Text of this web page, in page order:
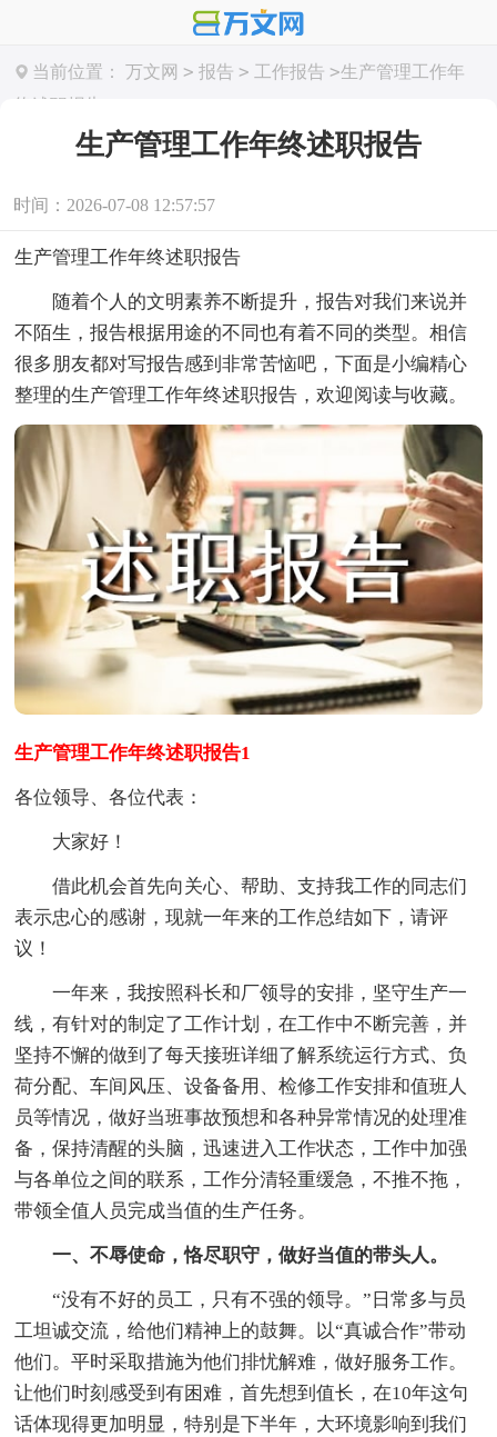
当前位置： 万文网 > 报告 > 工作报告 >生产管理工作年
终述职报告
生产管理工作年终述职报告
时间：2026-07-08 12:57:57
生产管理工作年终述职报告
随着个人的文明素养不断提升，报告对我们来说并
不陌生，报告根据用途的不同也有着不同的类型。相信
很多朋友都对写报告感到非常苦恼吧，下面是小编精心
整理的生产管理工作年终述职报告，欢迎阅读与收藏。
生产管理工作年终述职报告1
各位领导、各位代表：
大家好！
借此机会首先向关心、帮助、支持我工作的同志们
表示忠心的感谢，现就一年来的工作总结如下，请评
议！
一年来，我按照科长和厂领导的安排，坚守生产一
线，有针对的制定了工作计划，在工作中不断完善，并
坚持不懈的做到了每天接班详细了解系统运行方式、负
荷分配、车间风压、设备备用、检修工作安排和值班人
员等情况，做好当班事故预想和各种异常情况的处理准
备，保持清醒的头脑，迅速进入工作状态，工作中加强
与各单位之间的联系，工作分清轻重缓急，不推不拖，
带领全值人员完成当值的生产任务。
一、不辱使命，恪尽职守，做好当值的带头人。
“没有不好的员工，只有不强的领导。”日常多与员
工坦诚交流，给他们精神上的鼓舞。以“真诚合作”带动
他们。平时采取措施为他们排忧解难，做好服务工作。
让他们时刻感受到有困难，首先想到值长，在10年这句
话体现得更加明显，特别是下半年，大环境影响到我们